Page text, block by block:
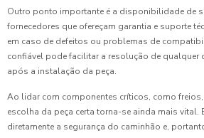
Outro ponto importante é a disponibilidade de
fornecedores que ofereçam garantia e suporte
em caso de defeitos ou problemas de
confiável pode facilitar a resolução de
após a instalação da peça.
Ao lidar com componentes críticos, como
escolha da peça certa torna-se ainda mais vital.
diretamente a segurança do caminhão e,